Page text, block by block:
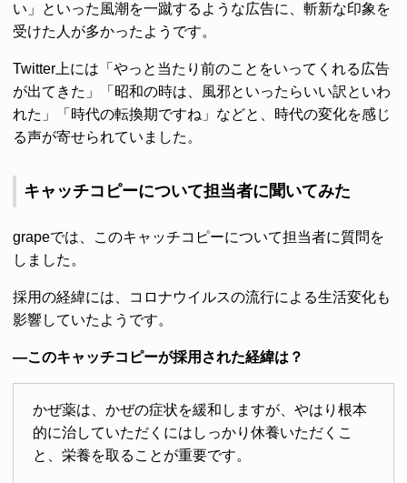
い」といった風潮を一蹴するような広告に、斬新な印象を
受けた人が多かったようです。
Twitter上には「やっと当たり前のことをいってくれる広告
が出てきた」「昭和の時は、風邪といったらいい訳といわ
れた」「時代の転換期ですね」などと、時代の変化を感じ
る声が寄せられていました。
キャッチコピーについて担当者に聞いてみた
grapeでは、このキャッチコピーについて担当者に質問を
しました。
採用の経緯には、コロナウイルスの流行による生活変化も
影響していたようです。
―このキャッチコピーが採用された経緯は？
かぜ薬は、かぜの症状を緩和しますが、やはり根本
的に治していただくにはしっかり休養いただくこ
と、栄養を取ることが重要です。